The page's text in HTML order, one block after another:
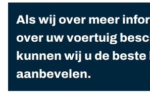
Als wij over meer
over uw voertuig
kunnen wij u de beste
aanbevelen.